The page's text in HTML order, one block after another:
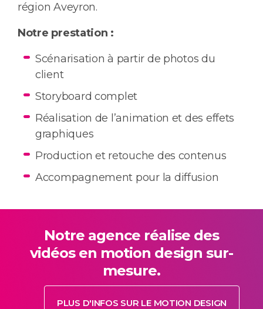
région Aveyron.
Notre prestation :
Scénarisation à partir de photos du
client
Storyboard complet
Réalisation de l’animation et des effets
graphiques
Production et retouche des contenus
Accompagnement pour la diffusion
Notre agence réalise des
vidéos en motion design sur-
mesure.
PLUS D'INFOS SUR LE MOTION DESIGN